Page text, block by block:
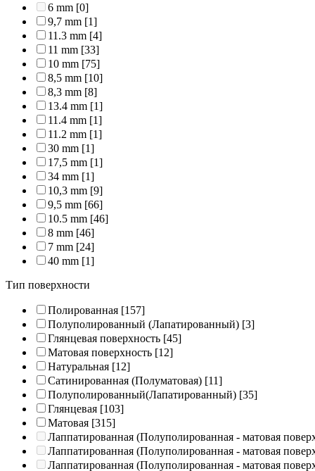
6 mm [0]
9,7 mm [1]
11.3 mm [4]
11 mm [33]
10 mm [75]
8,5 mm [10]
8,3 mm [8]
13.4 mm [1]
11.4 mm [1]
11.2 mm [1]
30 mm [1]
17,5 mm [1]
34 mm [1]
10,3 mm [9]
9,5 mm [66]
10.5 mm [46]
8 mm [46]
7 mm [24]
40 mm [1]
Тип поверхности
Полированная [157]
Полуполированный (Лапатированный) [3]
Глянцевая поверхность [45]
Матовая поверхность [12]
Натуральная [12]
Сатинированная (Полуматовая) [11]
Полуполированный(Лапатированный) [35]
Глянцевая [103]
Матовая [315]
Лаппатированная (Полуполированная - матовая
Лаппатированная (Полуполированная - матовая
Лаппатированная (Полуполированная - матовая